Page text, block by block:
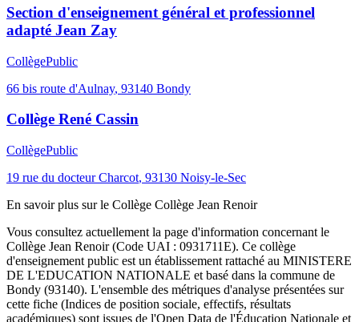
Section d'enseignement général et professionnel
adapté Jean Zay
CollègePublic
66 bis route d'Aulnay, 93140 Bondy
Collège René Cassin
CollègePublic
19 rue du docteur Charcot, 93130 Noisy-le-Sec
En savoir plus sur le Collège Collège Jean Renoir
Vous consultez actuellement la page d'information concernant le
Collège Jean Renoir(Code UAI : 0931711E). Ce collège
d'enseignement public est un établissement rattaché au MINISTERE
DE L'EDUCATION NATIONALE et basé dans la commune de
Bondy (93140). L'ensemble des métriques d'analyse présentées sur
cette fiche (Indices de position sociale, effectifs, résultats
académiques) sont issues de l'Open Data de l'Éducation Nationale et